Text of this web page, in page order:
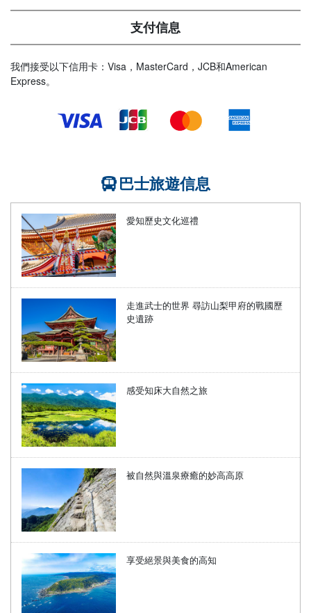
支付信息
我們接受以下信用卡：Visa，MasterCard，JCB和American
Express。
巴士旅遊信息
愛知歷史文化巡禮
走進武士的世界 尋訪山梨甲府的戰國歷
史遺跡
感受知床大自然之旅
被自然與溫泉療癒的妙高高原
享受絕景與美食的高知